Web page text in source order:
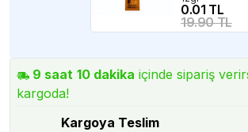
0.01 TL
19.90 TL
9 saat 10 dakika içinde sipariş
kargoda!
Kargoya Teslim